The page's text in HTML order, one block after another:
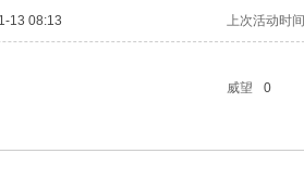
13 08:13 上次活动时间
威望 0